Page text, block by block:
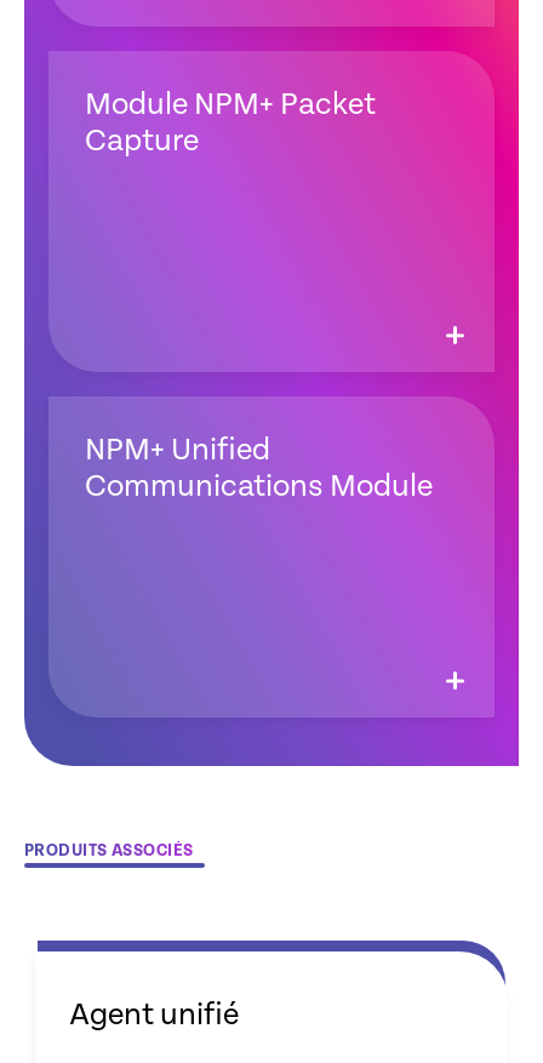
Module NPM+ Packet
Capture
NPM+ Unified
Communications Module
PRODUITS ASSOCIÉS
Agent unifié